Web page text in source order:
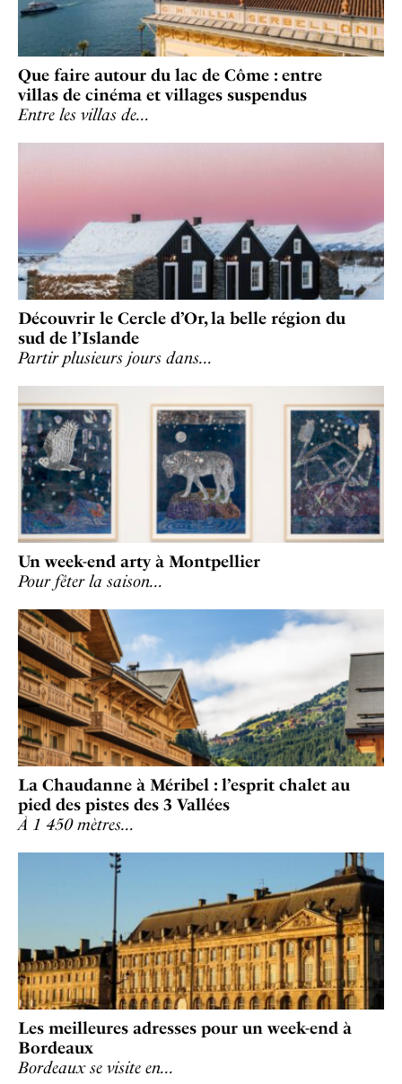
Que faire autour du lac de Côme : entre
villas de cinéma et villages suspendus
Entre les villas de…
Découvrir le Cercle d’Or, la belle région du
sud de l’Islande
Partir plusieurs jours dans…
Un week-end arty à Montpellier
Pour fêter la saison…
La Chaudanne à Méribel : l’esprit chalet au
pied des pistes des 3 Vallées
À 1 450 mètres…
Les meilleures adresses pour un week-end à
Bordeaux
Bordeaux se visite en…